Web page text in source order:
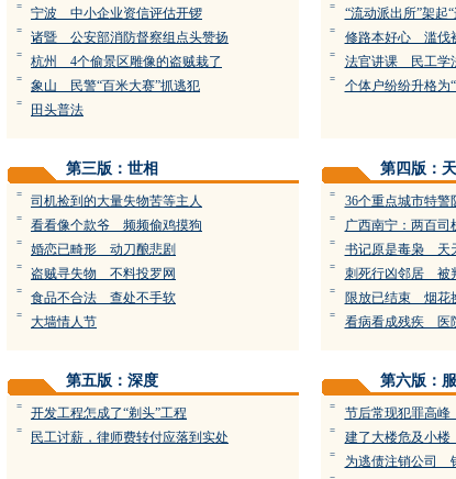
= 宁波 中小企业资信评估开锣
= 诸暨 公安部消防督察组点头赞扬
= 杭州 4个偷景区雕像的盗贼栽了
= 象山 民警“百米大赛”抓逃犯
= 田头普法
= “流动派出所”架起
= 修路本好心 滥伐
= 法官讲课 民工学
= 个体户纷纷升格为
第三版：世相
= 司机捡到的大量失物苦等主人
= 看看像个款爷 频频偷鸡摸狗
= 婚恋已畸形 动刀酿悲剧
= 盗贼寻失物 不料投罗网
= 食品不合法 查处不手软
= 大墙情人节
第四版：
= 36个重点城市特警
= 广西南宁：两百司
= 书记原是毒枭 天
= 刺死行凶邻居 被
= 限放已结束 烟花
= 看病看成残疾 医
第五版：深度
= 开发工程怎成了“剃头”工程
= 民工讨薪，律师费转付应落到实处
第六版：
= 节后常现犯罪高
= 建了大楼危及小
= 为逃债注销公司